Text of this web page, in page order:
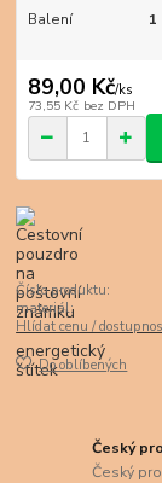
Balení
1
89,00 Kč/ks
73,55 Kč bez DPH
Číslo produktu:
materiál:
Hlídat cenu /
Do oblíbených
Český
Český